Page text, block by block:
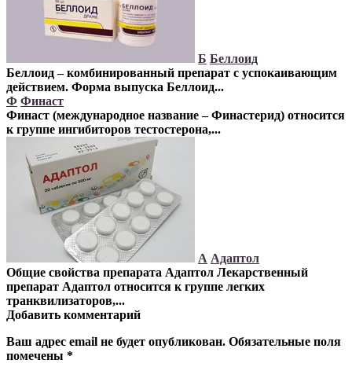
Б Беллоид
Беллоид – комбинированный препарат с успокаивающим
действием. Форма выпуска Беллоид...
Ф Финаст
Финаст (международное название – Финастерид) относится
к группе ингибиторов тестостерона,...
А Адаптол
Общие свойства препарата Адаптол Лекарственный
препарат Адаптол относится к группе легких
транквилизаторов,...
Добавить комментарий
Ваш адрес email не будет опубликован. Обязательные поля
помечены *